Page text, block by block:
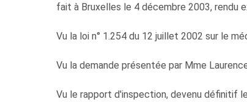
fait à Bruxelles le 4 décembre 2003, rendu
Vu la loi n° 1.254 du 12 juillet 2002 sur le
Vu la demande présentée par Mme
Vu le rapport d'inspection, devenu définitif